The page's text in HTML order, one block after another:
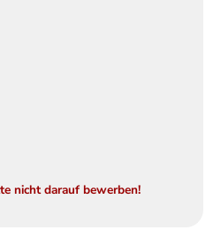
nicht darauf bewerben!